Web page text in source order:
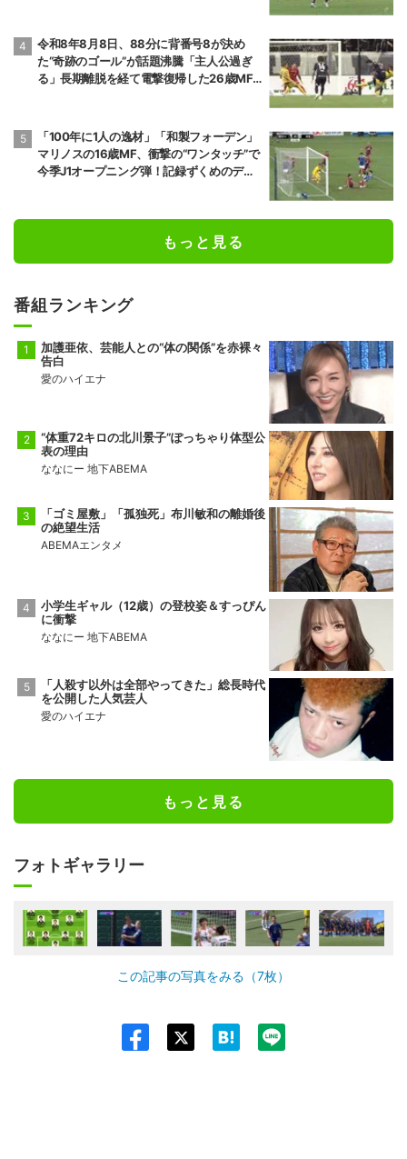
令和8年8月8日、88分に背番号8が決め
た“奇跡のゴール”が話題沸騰「主人公過ぎ
る」長期離脱を経て電撃復帰した26歳MF
「100年に1人の逸材」「和製フォーデン」
マリノスの16歳MF、衝撃の“ワンタッチ”で
今季J1オープニング弾！記録ずくめのデビ
もっと見る
番組ランキング
加護亜依、芸能人との“体の関係”を赤裸々
告白
愛のハイエナ
“体重72キロの北川景子”ぽっちゃり体型公
表の理由
ななにー 地下ABEMA
「ゴミ屋敷」「孤独死」布川敏和の離婚後
の絶望生活
ABEMAエンタメ
小学生ギャル（12歳）の登校姿＆すっぴん
に衝撃
ななにー 地下ABEMA
「人殺す以外は全部やってきた」総長時代
を公開した人気芸人
愛のハイエナ
もっと見る
フォトギャラリー
この記事の写真をみる（7枚）